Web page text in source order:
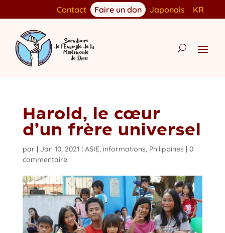
Contact Faire un don Japonais KR
Harold, le cœur
d’un frère universel
par Jan 10, 2021 ASIE, informations, Philippines
0
commentaire